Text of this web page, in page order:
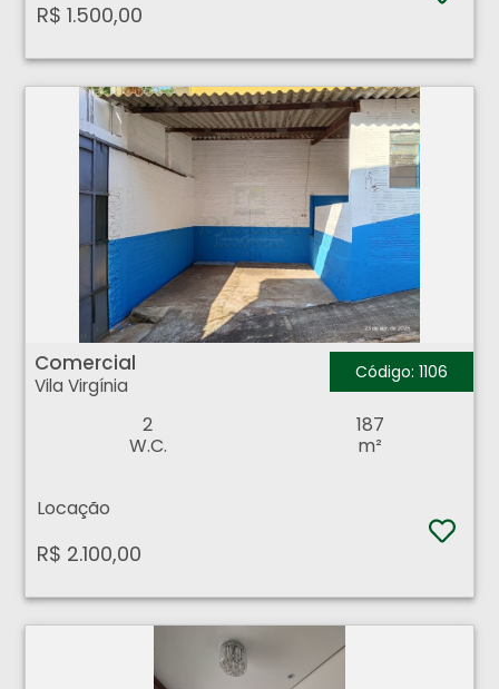
R$ 1.500,00
Comercial - Vila Virgínia - Ribeirão Preto
Comercial
Vila Virgínia
Código: 1106
2
W.C.
187
m²
Locação
R$ 2.100,00